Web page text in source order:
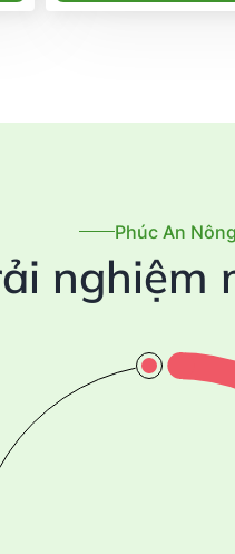
Phúc An Nông
nghiệm